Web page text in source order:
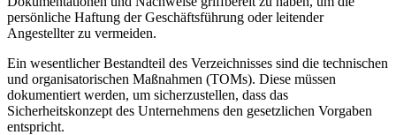
persönliche Haftung der Geschäftsführung oder leitender
Angestellter zu vermeiden.
Ein wesentlicher Bestandteil des Verzeichnisses sind die technischen
und organisatorischen Maßnahmen (TOMs). Diese müssen
dokumentiert werden, um sicherzustellen, dass das
Sicherheitskonzept des Unternehmens den gesetzlichen Vorgaben
entspricht.